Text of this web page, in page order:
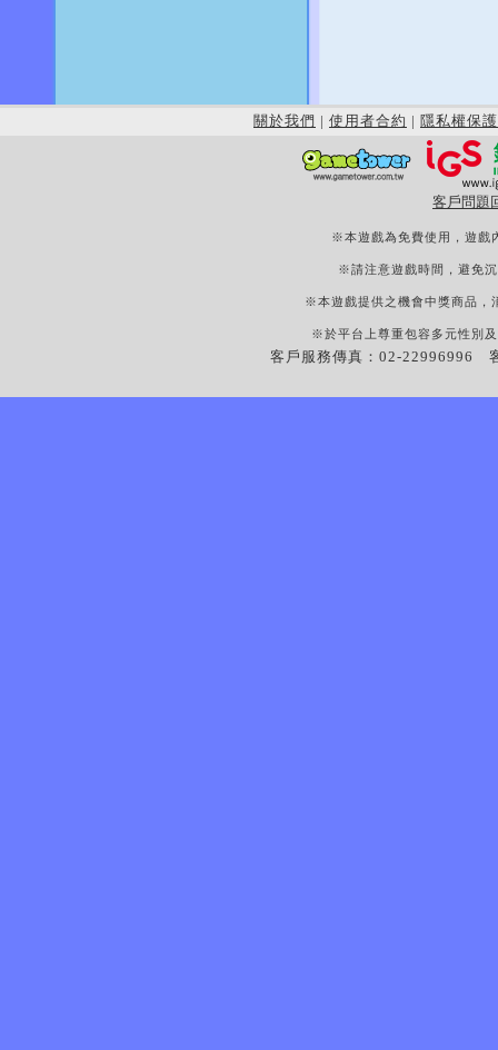
關於我們 | 使用者合約 | 隱私權保護
客戶問題
※本遊戲為免費使用，遊戲
※請注意遊戲時間，避免
※本遊戲提供之機會中獎商品，
※於平台上尊重包容多元性別
客戶服務傳真：02-22996996